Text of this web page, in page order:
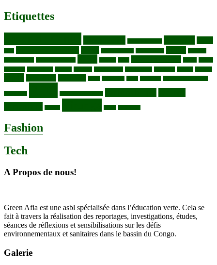
Etiquettes
Fashion
Tech
A Propos de nous!
Green Afia est une asbl spécialisée dans l’éducation verte. Cela se
fait à travers la réalisation des reportages, investigations, études,
séances de réflexions et sensibilisations sur les défis
environnementaux et sanitaires dans le bassin du Congo.
Galerie